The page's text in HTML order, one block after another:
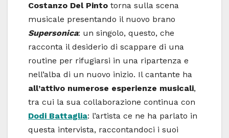
Costanzo Del Pinto torna sulla scena
musicale presentando il nuovo brano
Supersonica: un singolo, questo, che
racconta il desiderio di scappare di una
routine per rifugiarsi in una ripartenza e
nell’alba di un nuovo inizio. Il cantante ha
all’attivo numerose esperienze musicali,
tra cui la sua collaborazione continua con
Dodi Battaglia: l’artista ce ne ha parlato in
questa intervista, raccontandoci i suoi